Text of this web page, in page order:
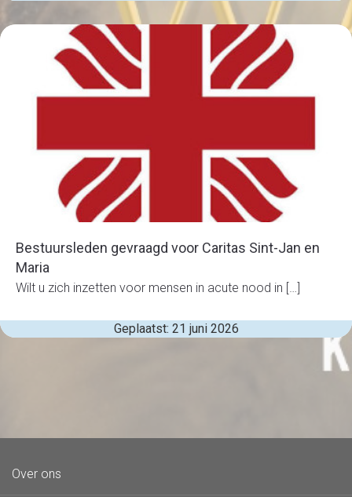
Bestuursleden gevraagd voor Caritas Sint-Jan en
Maria
Wilt u zich inzetten voor mensen in acute nood in […]
Geplaatst: 21 juni 2026
Over ons